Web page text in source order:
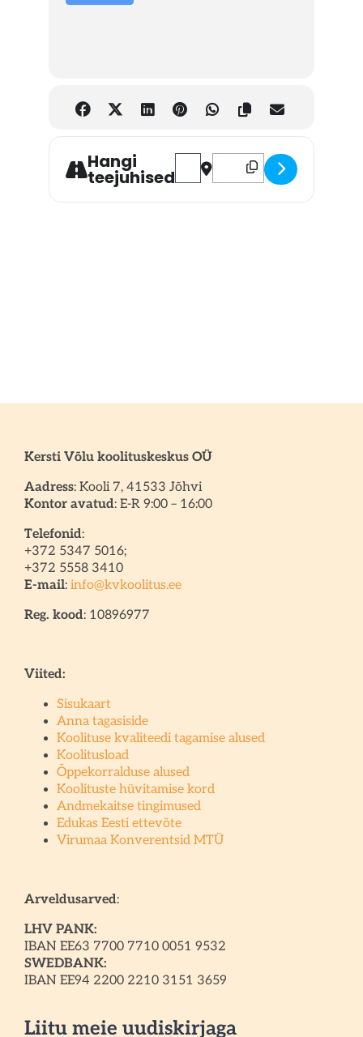
Hangi
teejuhised
Address - Veebikoolitus!
Destination Address -
Kersti Võlu koolituskeskus OÜ
Aadress: Kooli 7, 41533 Jõhvi
Kontor avatud: E-R 9:00 – 16:00
Telefonid:
+372 5347 5016;
+372 5558 3410
E-mail: info@kvkoolitus.ee
Reg. kood: 10896977
Viited:
Sisukaart
Anna tagasiside
Koolituse kvaliteedi tagamise alused
Koolitusload
Õppekorralduse alused
Koolituste hüvitamise kord
Andmekaitse tingimused
Edukas Eesti ettevõte
Virumaa Konverentsid MTÜ
Arveldusarved:
LHV PANK:
IBAN EE63 7700 7710 0051 9532
SWEDBANK:
IBAN EE94 2200 2210 3151 3659
Liitu meie uudiskirjaga